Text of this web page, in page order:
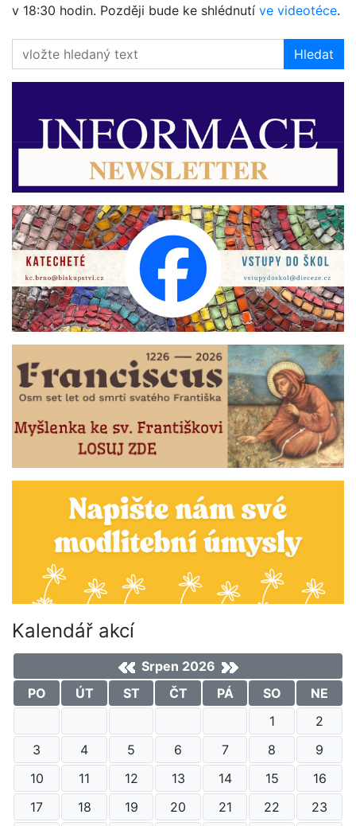
v 18:30 hodin. Později bude ke shlédnutí ve videotéce.
Hledat
Kalendář akcí
Srpen 2026
PO
ÚT ST ČT PÁ SO
NE
1
2
3
4 5 6 7 8
9
10
11 12 13 14 15
16
17
18 19 20 21 22
23